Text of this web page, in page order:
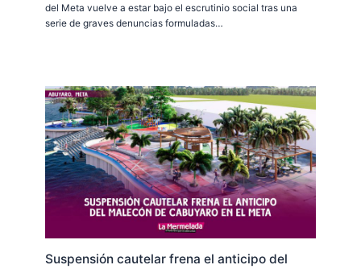
del Meta vuelve a estar bajo el escrutinio social tras una
serie de graves denuncias formuladas…
Suspensión cautelar frena el anticipo del